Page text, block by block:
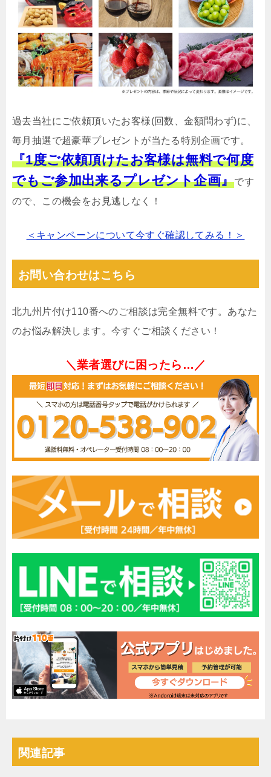
過去当社にご依頼頂いたお客様(回数、金額問わず)に、
毎月抽選で超豪華プレゼントが当たる特別企画です。
『1度ご依頼頂けたお客様は無料で何度
でもご参加出来るプレゼント企画』です
ので、この機会をお見逃しなく！
＜キャンペーンについて今すぐ確認してみる！＞
お問い合わせはこちら
北九州片付け110番へのご相談は完全無料です。あなた
のお悩み解決します。今すぐご相談ください！
＼業者選びに困ったら…／
関連記事